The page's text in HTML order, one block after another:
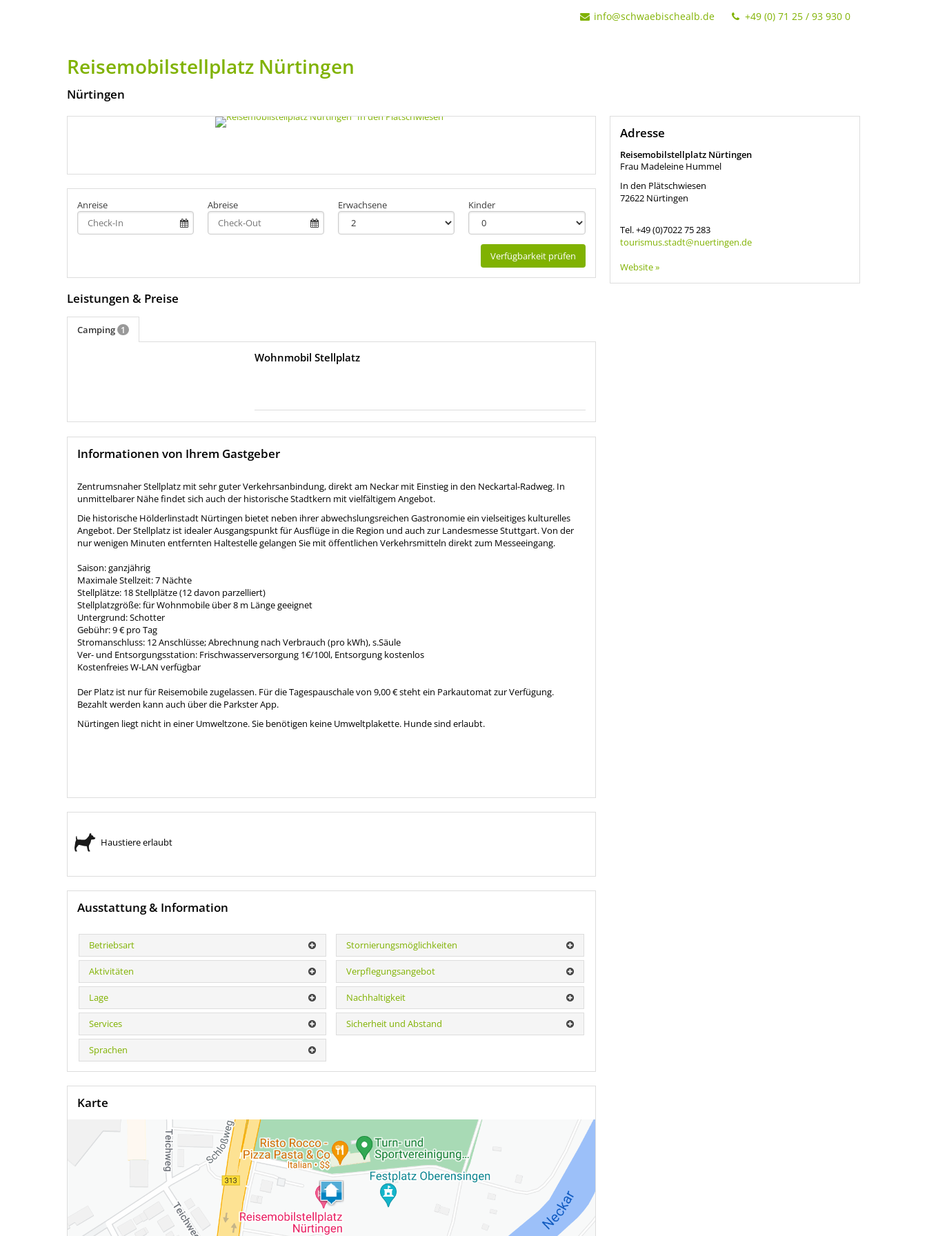
info@schwaebischealb.de +49 (0) 71 25 / 93 930 0
Reisemobilstellplatz Nürtingen
Nürtingen
Anreise Abreise Erwachsene Kinder
Verfügbarkeit prüfen
Leistungen & Preise
Camping 1
Wohnmobil Stellplatz
Informationen von Ihrem Gastgeber
Zentrumsnaher Stellplatz mit sehr guter Verkehrsanbindung, direkt am Neckar mit Einstieg in den Neckartal-Radweg. In
unmittelbarer Nähe findet sich auch der historische Stadtkern mit vielfältigem Angebot.
Die historische Hölderlinstadt Nürtingen bietet neben ihrer abwechslungsreichen Gastronomie ein vielseitiges kulturelles
Angebot. Der Stellplatz ist idealer Ausgangspunkt für Ausflüge in die Region und auch zur Landesmesse Stuttgart. Von der
nur wenigen Minuten entfernten Haltestelle gelangen Sie mit öffentlichen Verkehrsmitteln direkt zum Messeeingang.
Saison: ganzjährig
Maximale Stellzeit: 7 Nächte
Stellplätze: 18 Stellplätze (12 davon parzelliert)
Stellplatzgröße: für Wohnmobile über 8 m Länge geeignet
Untergrund: Schotter
Gebühr: 9 € pro Tag
Stromanschluss: 12 Anschlüsse; Abrechnung nach Verbrauch (pro kWh), s.Säule
Ver- und Entsorgungsstation: Frischwasserversorgung 1€/100l, Entsorgung kostenlos
Kostenfreies W-LAN verfügbar
Der Platz ist nur für Reisemobile zugelassen. Für die Tagespauschale von 9,00 € steht ein Parkautomat zur Verfügung.
Bezahlt werden kann auch über die Parkster App.
Nürtingen liegt nicht in einer Umweltzone. Sie benötigen keine Umweltplakette. Hunde sind erlaubt.
Haustiere erlaubt
Ausstattung & Information
Betriebsart Stornierungsmöglichkeiten
Aktivitäten Verpflegungsangebot
Lage Nachhaltigkeit
Services Sicherheit und Abstand
Sprachen
Karte
Adresse
Reisemobilstellplatz Nürtingen
Frau Madeleine Hummel
In den Plätschwiesen
72622 Nürtingen
Tel.+49 (0)7022 75 283
tourismus.stadt@nuertingen.de
Website »